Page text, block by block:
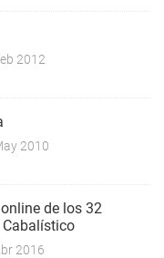
2012
2010
de los 32
Cabalístico
2016